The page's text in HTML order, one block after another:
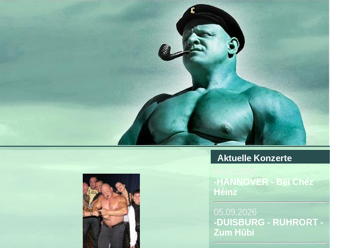
Aktuelle Konzerte
04.09.2026
-HANNOVER - Béi Chéz
Héinz
05.09.2026
-DUISBURG - RUHRORT -
Zum Hübi